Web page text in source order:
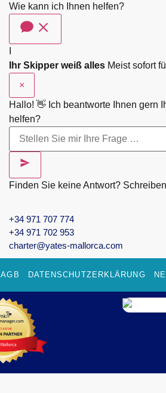
Wie kann ich Ihnen helfen?
Ihr Skipper weiß alles Meist sofort
×
Hallo! 👋 Ich beantworte Ihnen gern
helfen?
Finden Sie keine Antwort?
+34 971 707 774
+34 971 702 953
charter@yates-mallorca.com
AGB DATENSCHUTZERKLÄRUNG